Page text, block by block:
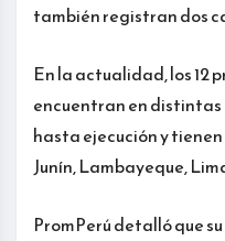
también registran dos
En la actualidad, los 12
encuentran en
hasta ejecución y
Junín, Lambayeque,
PromPerú detalló que